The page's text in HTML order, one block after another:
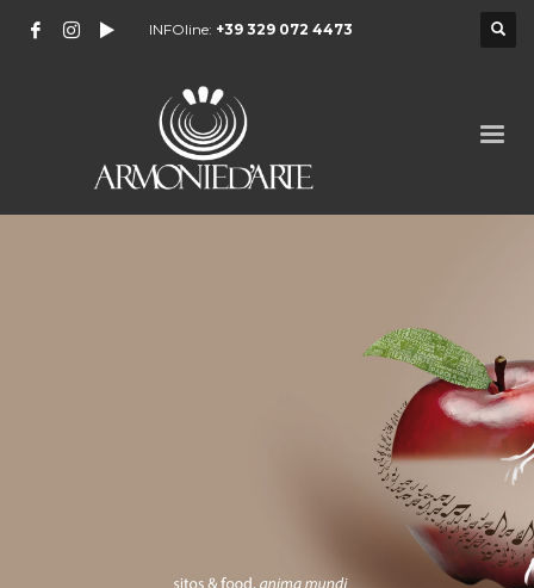
INFOline: +39 329 072 4473